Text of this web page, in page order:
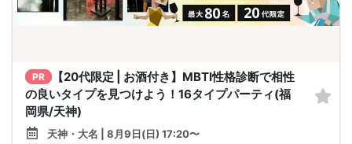
PR
【20代限定 | お酒付き】MBTI性格診断で相性
の良いタイプを見つけよう！16タイプパーティ(福
岡県/天神)
天神・大名 | 8月9日(日) 17:20〜